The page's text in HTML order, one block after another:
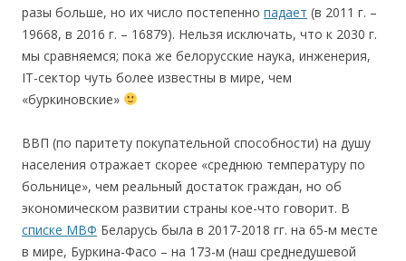
разы больше, но их число постепенно падает (в 2011 г. –
19668, в 2016 г. – 16879). Нельзя исключать, что к 2030 г.
мы сравняемся; пока же белорусские наука, инженерия,
IT-сектор чуть более известны в мире, чем
«буркиновские»
ВВП (по паритету покупательной способности) на душу
населения отражает скорее «среднюю температуру по
больнице», чем реальный достаток граждан, но об
экономическом развитии страны кое-что говорит. В
списке МВФ Беларусь была в 2017-2018 гг. на 65-м месте
в мире, Буркина-Фасо – на 173-м (наш среднедушевой